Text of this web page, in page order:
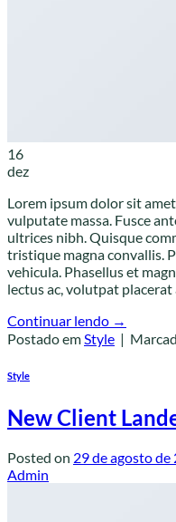
16
dez
Lorem ipsum dolor sit
vulputate massa. Fusce
ultrices nibh. Quisque
tristique magna convallis.
vehicula. Phasellus et
lectus ac, volutpat
Continuar lendo →
Postado emStyle |
Style
New Client
Posted on 29 de agosto de
Admin